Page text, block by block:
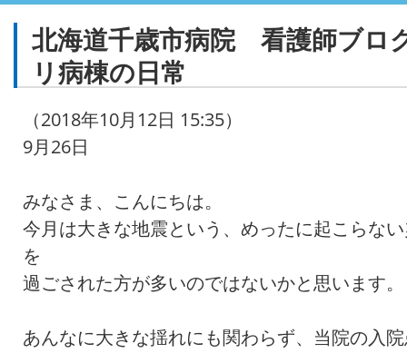
北海道千歳市病院 看護師ブ
リ病棟の日常
（2018年10月12日 15:35）
9月26日
みなさま、こんにちは。
今月は大きな地震という、めったに起こらな
を
過ごされた方が多いのではないかと思います。
あんなに大きな揺れにも関わらず、当院の入